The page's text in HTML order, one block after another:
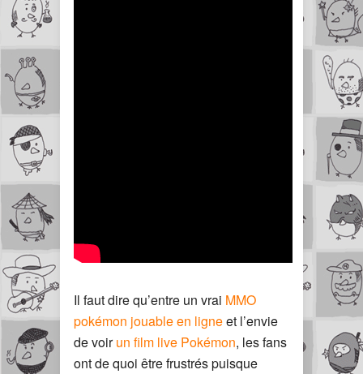
Il faut dire qu’entre un vrai MMO
pokémon jouable en ligneet l’envie
de voirun film live Pokémon, les fans
ont de quoi être frustrés puisque